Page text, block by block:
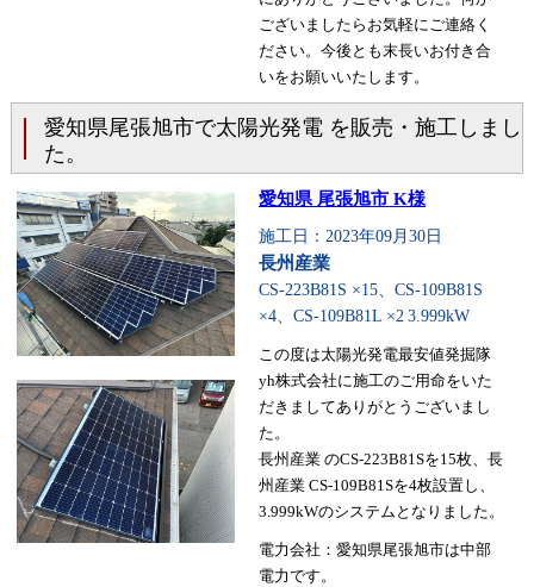
ございましたらお気軽にご連絡く
ださい。今後とも末長いお付き合
いをお願いいたします。
愛知県尾張旭市で太陽光発電 を販売・施工しまし
た。
愛知県 尾張旭市 K様
施工日：2023年09月30日
長州産業
CS-223B81S ×15、CS-109B81S
×4、CS-109B81L ×2 3.999kW
この度は太陽光発電最安値発掘隊
yh株式会社に施工のご用命をいた
だきましてありがとうございまし
た。
長州産業 のCS-223B81Sを15枚、長
州産業 CS-109B81Sを4枚設置し、
3.999kWのシステムとなりました。
電力会社：愛知県尾張旭市は中部
電力です。